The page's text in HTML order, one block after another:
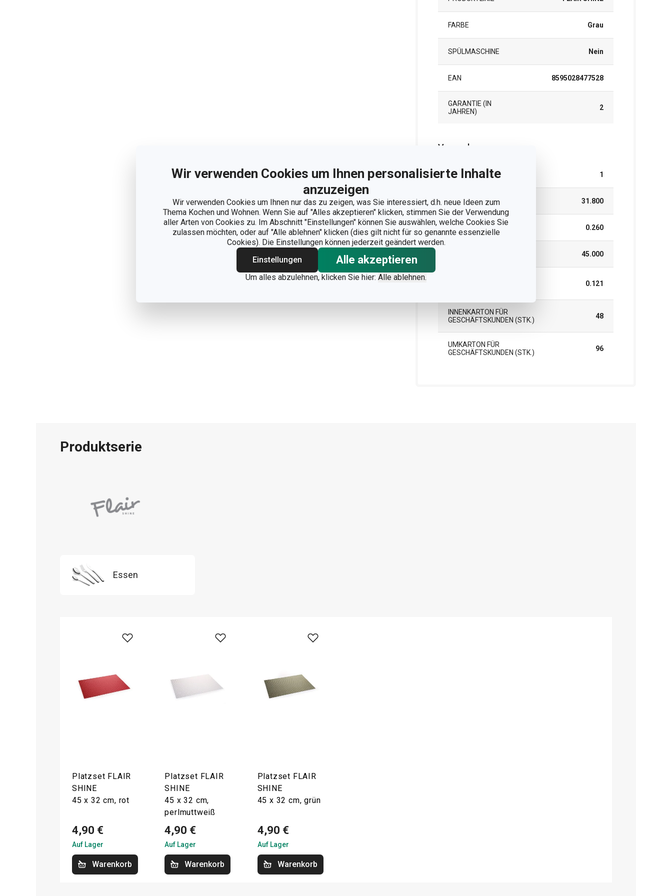
Wir verwenden Cookies um Ihnen personalisierte Inhalte
anzuzeigen
Wir verwenden Cookies um Ihnen nur das zu zeigen, was Sie interessiert, d.h. neue Ideen zum
Thema Kochen und Wohnen. Wenn Sie auf "Alles akzeptieren" klicken, stimmen Sie der Verwendung
aller Arten von Cookies zu. Im Abschnitt "Einstellungen" können Sie auswählen, welche Cookies Sie
zulassen möchten, oder auf "Alle ablehnen" klicken (dies gilt nicht für so genannte essenzielle
Cookies). Die Einstellungen können jederzeit geändert werden.
Einstellungen
Alle akzeptieren
Um alles abzulehnen, klicken Sie hier: Alle ablehnen.
FARBE Grau
SPÜLMASCHINE Nein
EAN 8595028477528
GARANTIE (IN
JAHREN)
2
Verpackung
TEILE IM SET 1
BREITE (CM) 31.800
HÖHE (CM) 0.260
45.000
0.121
INNENKARTON FÜR
GESCHÄFTSKUNDEN (STK.)
48
UMKARTON FÜR
GESCHÄFTSKUNDEN (STK.)
96
Produktserie
Essen
Platzset FLAIR
SHINE
45 x 32 cm, rot
4,90 €
Auf Lager
Warenkorb
Platzset FLAIR
SHINE
45 x 32 cm,
perlmuttweiß
4,90 €
Auf Lager
Warenkorb
Platzset FLAIR
SHINE
45 x 32 cm, grün
4,90 €
Auf Lager
Warenkorb